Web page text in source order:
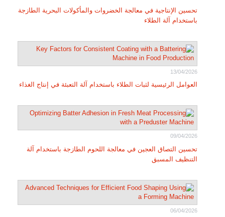
تحسين الإنتاجية في معالجة الخضروات والمأكولات البحرية الطازجة
باستخدام آلة الطلاء
13/04/2026
العوامل الرئيسية لثبات الطلاء باستخدام آلة التعبئة في إنتاج الغذاء
09/04/2026
تحسين التصاق العجين في معالجة اللحوم الطازجة باستخدام آلة
التنظيف المسبق
06/04/2026